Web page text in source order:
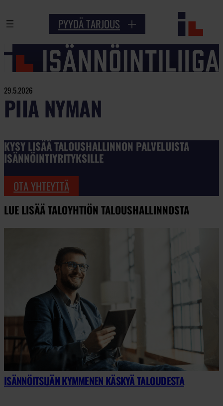
sisältöön
PYYDÄ TARJOUS
29.5.2026
PIIA NYMAN
KYSY LISÄÄ TALOUSHALLINNON PALVELUISTA
ISÄNNÖINTIYRITYKSILLE
OTA YHTEYTTÄ
LUE LISÄÄ TALOYHTIÖN TALOUSHALLINNOSTA
ISÄNNÖITSIJÄN KYMMENEN KÄSKYÄ TALOUDESTA